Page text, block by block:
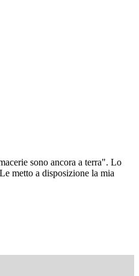
sono ancora a terra". Lo
metto a disposizione la mia